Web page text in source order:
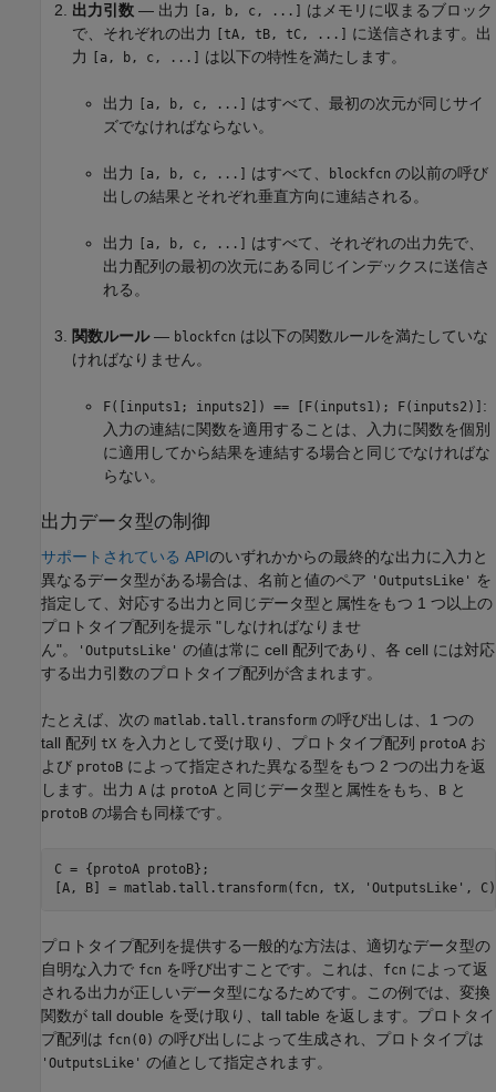
出力引数 — 出力 [a, b, c, ...]
はメモリに収まるブロック
で、それぞれの出力
[tA, tB, tC, ...]
に送信されます。出
力
[a, b, c, ...] は以下の特性を満たします。
出力 [a, b, c, ...]
はすべて、最初の次元が同じサイ
ズでなければならない。
出力 [a, b, c, ...] はすべて、 blockfcn の以前の呼び
出しの結果とそれぞれ垂直方向に連結される。
出力 [a, b, c, ...]
はすべて、それぞれの出力先で、
出力配列の最初の次元にある同じインデックスに送信さ
れる。
関数ルール— blockfcn は以下の関数ルールを満たしていな
ければなりません。
F([inputs1; inputs2]) == [F(inputs1); F(inputs2)] :
入力の連結に関数を適用することは、入力に関数を個別
に適用してから結果を連結する場合と同じでなければな
らない。
出力データ型の制御
サポートされている APIのいずれかからの最終的な出力に入力と
異なるデータ型がある場合は、名前と値のペア 'OutputsLike'
を
指定して、対応する出力と同じデータ型と属性をもつ 1 つ以上の
プロトタイプ配列を提示 "しなければなりませ
ん"。
'OutputsLike' の値は常に cell 配列であり、各 cell には対応
する出力引数のプロトタイプ配列が含まれます。
たとえば、次の matlab.tall.transform の呼び出しは、1 つの
tall 配列 tX を入力として受け取り、プロトタイプ配列 protoA お
よび protoB によって指定された異なる型をもつ 2 つの出力を返
します。出力 A は protoA と同じデータ型と属性をもち、 B と
protoB の場合も同様です。
C = {protoA protoB};
[A, B] = matlab.tall.transform(fcn, tX, 'OutputsLike', C)
プロトタイプ配列を提供する一般的な方法は、適切なデータ型の
自明な入力で fcn を呼び出すことです。これは、 fcn によって返
される出力が正しいデータ型になるためです。この例では、変換
関数が tall double を受け取り、tall table を返します。プロトタイ
プ配列は fcn(0) の呼び出しによって生成され、プロトタイプは
'OutputsLike' の値として指定されます。